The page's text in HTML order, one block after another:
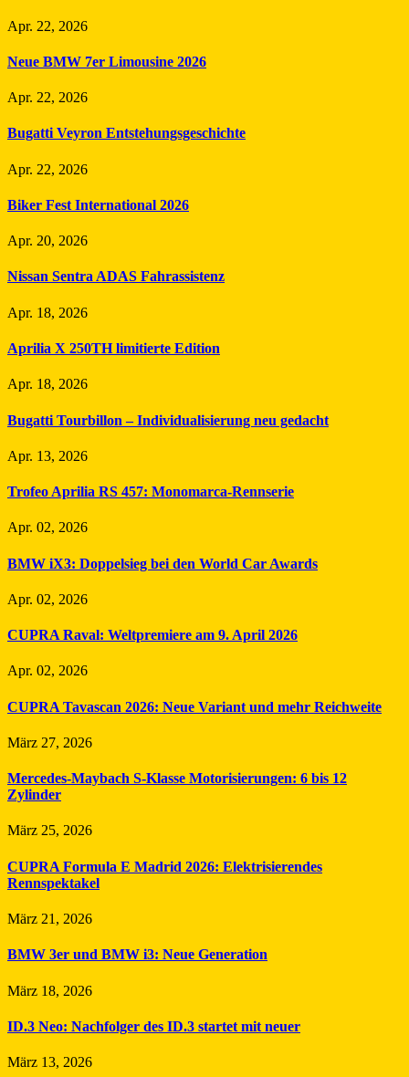
Apr. 22, 2026
Neue BMW 7er Limousine 2026
Apr. 22, 2026
Bugatti Veyron Entstehungsgeschichte
Apr. 22, 2026
Biker Fest International 2026
Apr. 20, 2026
Nissan Sentra ADAS Fahrassistenz
Apr. 18, 2026
Aprilia X 250TH limitierte Edition
Apr. 18, 2026
Bugatti Tourbillon – Individualisierung neu gedacht
Apr. 13, 2026
Trofeo Aprilia RS 457: Monomarca-Rennserie
Apr. 02, 2026
BMW iX3: Doppelsieg bei den World Car Awards
Apr. 02, 2026
CUPRA Raval: Weltpremiere am 9. April 2026
Apr. 02, 2026
CUPRA Tavascan 2026: Neue Variant und mehr Reichweite
März 27, 2026
Mercedes-Maybach S-Klasse Motorisierungen: 6 bis 12
Zylinder
März 25, 2026
CUPRA Formula E Madrid 2026: Elektrisierendes
Rennspektakel
März 21, 2026
BMW 3er und BMW i3: Neue Generation
März 18, 2026
ID.3 Neo: Nachfolger des ID.3 startet mit neuer
März 13, 2026